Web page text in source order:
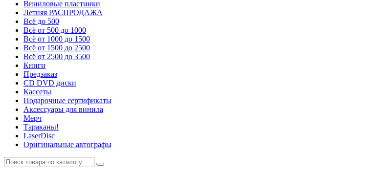
Виниловые пластинки
Летняя РАСПРОДАЖА
Всё до 500
Всё от 500 до 1000
Всё от 1000 до 1500
Всё от 1500 до 2500
Всё от 2500 до 3500
Книги
Предзаказ
CD DVD диски
Кассеты
Подарочные сертификаты
Аксессуары для винила
Мерч
Тараканы!
LaserDisc
Оригинальные автографы